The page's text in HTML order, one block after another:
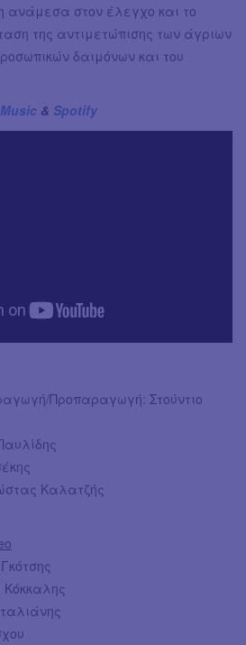
ανάμεσα στον έλεγχο και το
της αντιμετώπισης των άγριων
δαιμόνων και του
& Spotify
Προπαραγωγή: Στούντιο
Καλατζής